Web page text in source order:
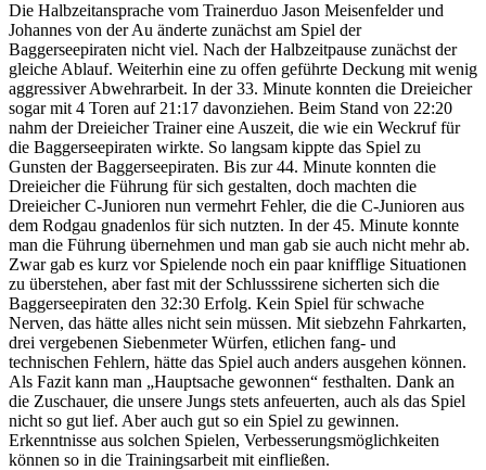
Die Halbzeitansprache vom Trainerduo Jason Meisenfelder und
Johannes von der Au änderte zunächst am Spiel der
Baggerseepiraten nicht viel. Nach der Halbzeitpause zunächst der
gleiche Ablauf. Weiterhin eine zu offen geführte Deckung mit wenig
aggressiver Abwehrarbeit. In der 33. Minute konnten die Dreieicher
sogar mit 4 Toren auf 21:17 davonziehen. Beim Stand von 22:20
nahm der Dreieicher Trainer eine Auszeit, die wie ein Weckruf für
die Baggerseepiraten wirkte. So langsam kippte das Spiel zu
Gunsten der Baggerseepiraten. Bis zur 44. Minute konnten die
Dreieicher die Führung für sich gestalten, doch machten die
Dreieicher C-Junioren nun vermehrt Fehler, die die C-Junioren aus
dem Rodgau gnadenlos für sich nutzten. In der 45. Minute konnte
man die Führung übernehmen und man gab sie auch nicht mehr ab.
Zwar gab es kurz vor Spielende noch ein paar knifflige Situationen
zu überstehen, aber fast mit der Schlusssirene sicherten sich die
Baggerseepiraten den 32:30 Erfolg. Kein Spiel für schwache
Nerven, das hätte alles nicht sein müssen. Mit siebzehn Fahrkarten,
drei vergebenen Siebenmeter Würfen, etlichen fang- und
technischen Fehlern, hätte das Spiel auch anders ausgehen können.
Als Fazit kann man „Hauptsache gewonnen“ festhalten. Dank an
die Zuschauer, die unsere Jungs stets anfeuerten, auch als das Spiel
nicht so gut lief. Aber auch gut so ein Spiel zu gewinnen.
Erkenntnisse aus solchen Spielen, Verbesserungsmöglichkeiten
können so in die Trainingsarbeit mit einfließen.